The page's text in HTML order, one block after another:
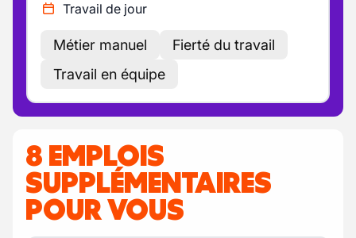
Travail de jour
Métier manuel
Fierté du travail
Travail en équipe
8 EMPLOIS
SUPPLÉMENTAIRES
POUR VOUS